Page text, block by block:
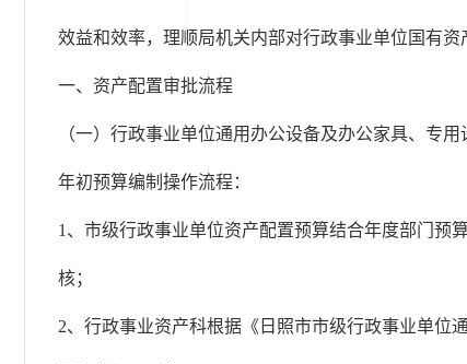
效益和效率，理顺局机关内部对行政事业单位国有
一、资产配置审批流程
（一）行政事业单位通用办公设备及办公家具、专
年初预算编制操作流程：
1、市级行政事业单位资产配置预算结合年度部门预
核；
2、行政事业资产科根据《日照市市级行政事业单位